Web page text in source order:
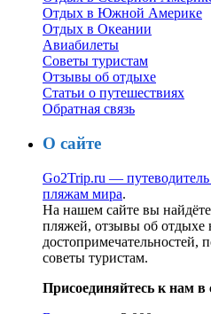
Отдых в Южной Америке
Отдых в Океании
Авиабилеты
Советы туристам
Отзывы об отдыхе
Статьи о путешествиях
Обратная связь
О сайте
Go2Trip.ru —
пляжам мира.
На нашем сайте вы
пляжей, отзывы об отдыхе
советы туристам.
Присоединяйтесь к нам в